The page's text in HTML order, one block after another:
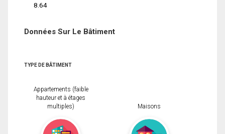
8.64
Données Sur Le Bâtiment
TYPE DE BÂTIMENT
Appartements (faible
hauteur et à étages
multiples)
Maisons